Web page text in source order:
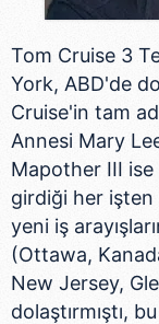
Tom Cruise 3
York, ABD'de
Cruise'in tam
Annesi Mary
Mapother III ise
girdiği her işten
yeni iş
(Ottawa,
New Jersey,
dolaştırmıştı,